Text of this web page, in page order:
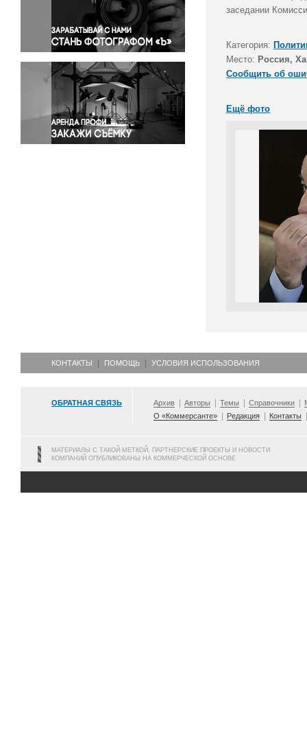
Правосудие
Происшествия и конфликты
Религия
Светская жизнь
Спорт
Экология
Экономика и бизнес
заседании
Категория:
Место: Россия,
Сообщить об
Ещё фото
КОНТАКТЫ ПОМОЩЬ УСЛОВИЯ ИСПОЛЬЗОВАНИЯ
ОБРАТНАЯ СВЯЗЬ Архив Авторы Темы Справочники
О «Коммерсанте»
Редакция Контакты
МАТЕРИАЛЫ С ТАКОЙ МЕТКОЙ, ПАРТНЕРСКИЕ ПРОЕКТЫ И НОВОСТИ
КОМПАНИЙ ОПУБЛИКОВАНЫ НА КОММЕРЧЕСКОЙ ОСНОВЕ